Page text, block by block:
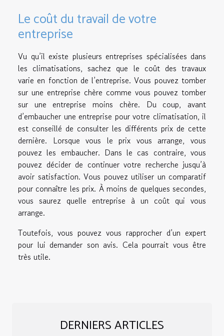
Le coût du travail de votre
entreprise
Vu qu’il existe plusieurs entreprises spécialisées dans
les climatisations, sachez que le coût des travaux
varie en fonction de l’entreprise. Vous pouvez tomber
sur une entreprise chère comme vous pouvez tomber
sur une entreprise moins chère. Du coup, avant
d’embaucher une entreprise pour votre climatisation, il
est conseillé de consulter les différents prix de cette
dernière. Lorsque vous le prix vous arrange, vous
pouvez les embaucher. Dans le cas contraire, vous
pouvez décider de continuer votre recherche jusqu’à
avoir satisfaction. Vous pouvez utiliser un comparatif
pour connaître les prix. À moins de quelques secondes,
vous saurez quelle entreprise à un coût qui vous
arrange.
Toutefois, vous pouvez vous rapprocher d’un expert
pour lui demander son avis. Cela pourrait vous être
très utile.
DERNIERS ARTICLES